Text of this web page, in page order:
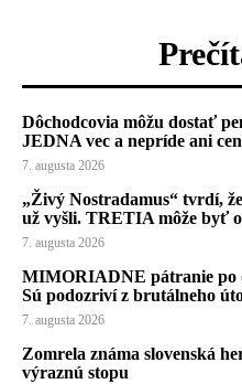
Dôchodcovia môžu dostať
JEDNA vec a nepríde ani
7. augusta 2026
„Živý Nostradamus“ tvrdí,
už vyšli. TRETIA môže byť
7. augusta 2026
MIMORIADNE pátranie po
Sú podozriví z brutálneho
7. augusta 2026
Zomrela známa slovenská
výraznú stopu